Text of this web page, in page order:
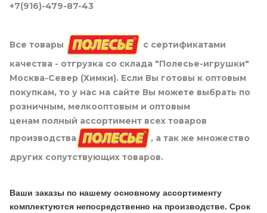
+7(916)-479-87-43
Все товары
с сертификатами
качества - отгрузка со склада "Полесье-игрушки"
Москва-Север (Химки). Если Вы готовы к оптовым
покупкам, то у нас на сайте Вы можете выбрать по
розничным, мелкооптовым и оптовым
ценам полный ассортимент всех товаров
производства
, а так же множество
других сопутствующих товаров.
Ваши заказы по нашему основному ассортименту
комплектуются непосредственно на производстве. Срок